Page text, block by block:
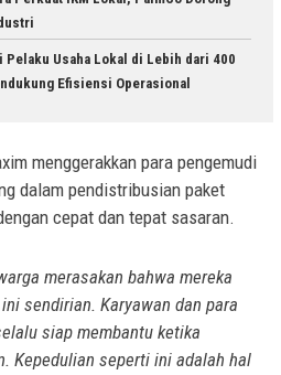
Pelaku Usaha Lokal di Lebih dari 400
Efisiensi Operasional
menggerakkan para pengemudi
dalam pendistribusian paket
cepat dan tepat sasaran.
merasakan bahwa mereka
sendirian. Karyawan dan para
siap membantu ketika
Kepedulian seperti ini adalah hal